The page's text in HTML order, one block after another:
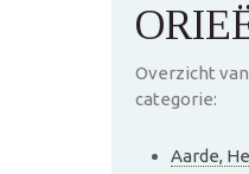
Overzicht
categorie:
Aarde,